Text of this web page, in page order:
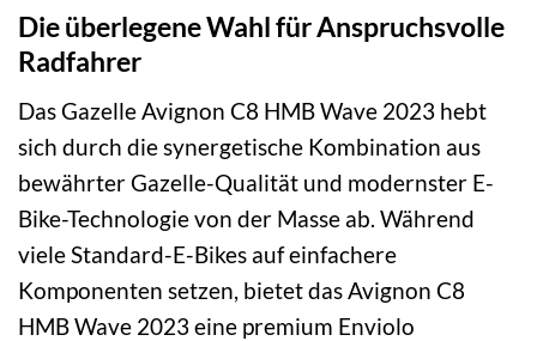
Die überlegene Wahl für Anspruchsvolle
Radfahrer
Das Gazelle Avignon C8 HMB Wave 2023 hebt
sich durch die synergetische Kombination aus
bewährter Gazelle-Qualität und modernster E-
Bike-Technologie von der Masse ab. Während
viele Standard-E-Bikes auf einfachere
Komponenten setzen, bietet das Avignon C8
HMB Wave 2023 eine premium Enviolo